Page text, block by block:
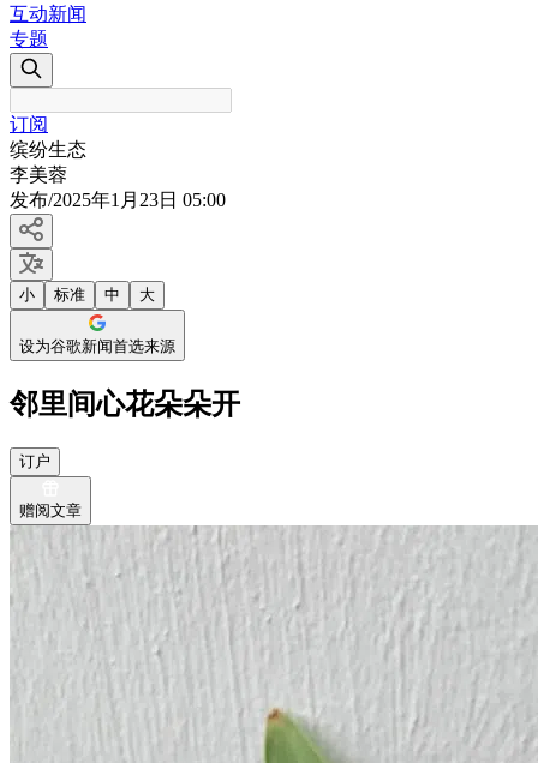
互动新闻
专题
订阅
缤纷生态
李美蓉
发布/2025年1月23日 05:00
小 标准 中 大
设为谷歌新闻首选来源
邻里间心花朵朵开
订户
赠阅文章